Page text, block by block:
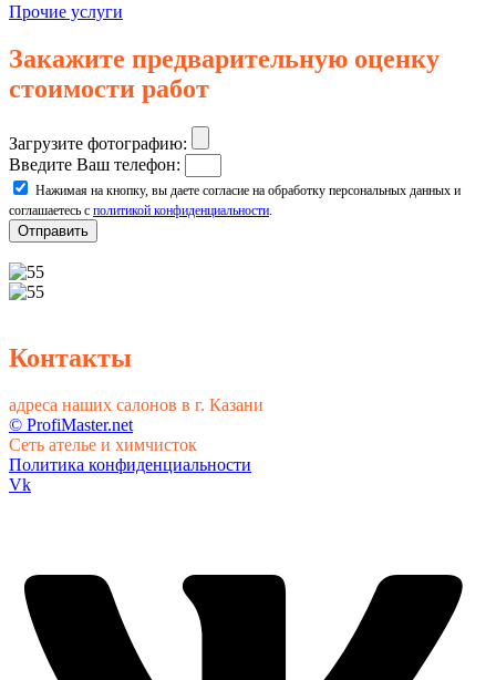
Прочие услуги
Закажите предварительную оценку
стоимости работ
Загрузите фотографию:
Введите Ваш телефон:
Нажимая на кнопку, вы даете согласие на обработку персональных данных и
соглашаетесь с политикой конфиденциальности
Отправить
Контакты
адреса наших салонов в г. Казани
© ProfiMaster.net
Сеть ателье и химчисток
Политика конфиденциальности
Vk